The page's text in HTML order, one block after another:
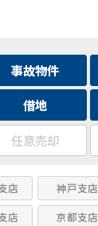
事故物件
借地
任意売却
店 神戸支店
店 京都支店